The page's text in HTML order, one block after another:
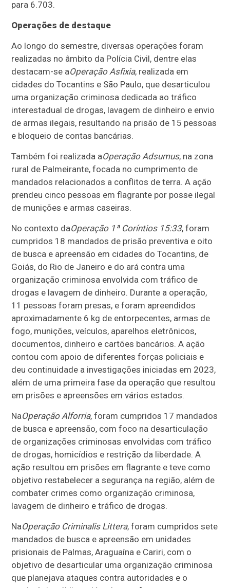
para 6.703.
Operações de destaque
Ao longo do semestre, diversas operações foram
realizadas no âmbito da Polícia Civil, dentre elas
destacam-se aOperação Asfixia, realizada em
cidades do Tocantins e São Paulo, que desarticulou
uma organização criminosa dedicada ao tráfico
interestadual de drogas, lavagem de dinheiro e envio
de armas ilegais, resultando na prisão de 15 pessoas
e bloqueio de contas bancárias.
Também foi realizada aOperação Adsumus, na zona
rural de Palmeirante, focada no cumprimento de
mandados relacionados a conflitos de terra. A ação
prendeu cinco pessoas em flagrante por posse ilegal
de munições e armas caseiras.
No contexto daOperação 1ª Coríntios 15:33, foram
cumpridos 18 mandados de prisão preventiva e oito
de busca e apreensão em cidades do Tocantins, de
Goiás, do Rio de Janeiro e do ará contra uma
organização criminosa envolvida com tráfico de
drogas e lavagem de dinheiro. Durante a operação,
11 pessoas foram presas, e foram apreendidos
aproximadamente 6 kg de entorpecentes, armas de
fogo, munições, veículos, aparelhos eletrônicos,
documentos, dinheiro e cartões bancários. A ação
contou com apoio de diferentes forças policiais e
deu continuidade a investigações iniciadas em 2023,
além de uma primeira fase da operação que resultou
em prisões e apreensões em vários estados.
NaOperação Alforria, foram cumpridos 17 mandados
de busca e apreensão, com foco na desarticulação
de organizações criminosas envolvidas com tráfico
de drogas, homicídios e restrição da liberdade. A
ação resultou em prisões em flagrante e teve como
objetivo restabelecer a segurança na região, além de
combater crimes como organização criminosa,
lavagem de dinheiro e tráfico de drogas.
NaOperação Criminalis Littera, foram cumpridos sete
mandados de busca e apreensão em unidades
prisionais de Palmas, Araguaína e Cariri, com o
objetivo de desarticular uma organização criminosa
que planejava ataques contra autoridades e o